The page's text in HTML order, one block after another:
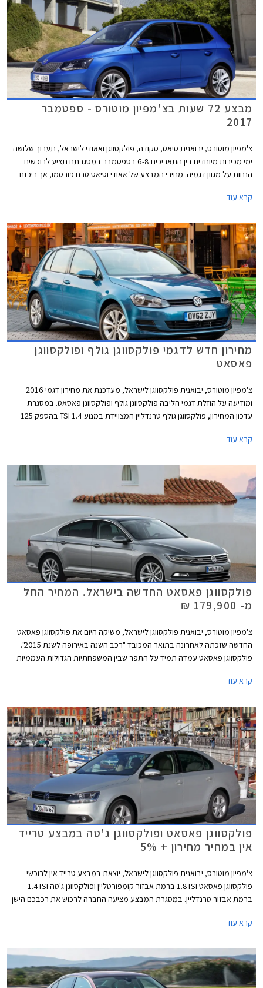
מבצע 72 שעות בצ'מפיון מוטורס - ספטמבר
2017
צ'מפיון מוטורס, יבואנית סיאט, סקודה, פולקסווגן ואאודי לישראל, תערוך שלושה
ימי מכירות מיוחדים בין התאריכים 6-8 בספטמבר במסגרתם תציע לרוכשים
הנחות על מגוון דגמיה. מחירי המבצע של אאודי וסיאט טרם פורסמו, אך ריכזנו
ופולקסווגן.
קרא עוד
מחירון חדש לדגמי פולקסווגן גולף ופולקסווגן
פאסאט
צ'מפיון מוטורס, יבואנית פולקסווגן לישראל, מעדכנת את מחירון דגמי 2016
ומודיעה על הוזלת דגמי הליבה פולקסווגן גולף ופולקסווגן פאסאט. במסגרת
עדכון המחירון, פולקסווגן גולף טרנדליין המצויידת במנוע 1.4 TSI בהספק 125
מהמחיר הקודם שעמד על 148,600 ₪.
קרא עוד
פולקסווגן פאסאט החדשה בישראל. המחיר החל
מ- 179,900 ₪
צ'מפיון מוטורס, יבואנית פולקסווגן לישראל, משיקה היום את פולקסווגן פאסאט
החדשה שזכתה לאחרונה בתואר המכובד "רכב השנה באירופה לשנת 2015".
פולקסווגן פאסאט עמדה תמיד על התפר שבין המשפחתיות הגדולות העממיות
החדש והשמיני במספר עושה צעד נוסף לכיוון המתחרות היוקרתיות ומציג עיצוב
קרא עוד
פולקסווגן פאסאט ופולקסווגן ג'טה במבצע טרייד
אין במחיר מחירון + 5%
צ'מפיון מוטורס, יבואנית פולקסווגן לישראל, יוצאת במבצע טרייד אין לרוכשי
פולקסווגן פאסאט 1.8TSI ברמת אבזור קומפורטליין ופולקסווגן ג'טה 1.4TSI
ברמת אבזור טרנדליין. במסגרת המבצע מציעה החברה לרכוש את רכבכם הישן
קרא עוד